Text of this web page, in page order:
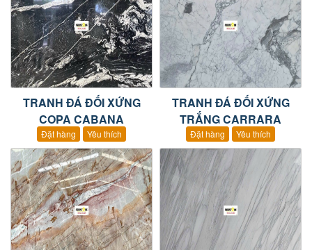
TRANH ĐÁ ĐỐI XỨNG
COPA CABANA
Đặt hàng Yêu thích
TRANH ĐÁ ĐỐI XỨNG
TRẮNG CARRARA
Đặt hàng Yêu thích